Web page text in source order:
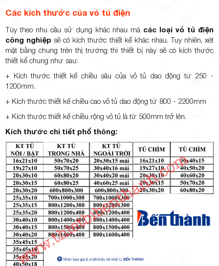
Các kích thước của vỏ tủ điện
Tùy theo nhu cầu sử dụng khác nhau mà các loại vỏ tủ điện
công nghiệp sẽ có kích thước thiết kế khác nhau. Tuy nhiên, xét
mặt bằng chung trên thị trường thì thiết bị này sẽ có kích thước
thiết kế chung như sau:
+ Kích thước thiết kế chiều sâu của vỏ tủ dao động từ 250 -
1200mm.
+ Kích thước thiết kế chiều cao vỏ tủ dao động từ 800 - 2200mm
+ Kích thước thiết kế chiều rộng vỏ tủ là từ 500mm trở lên.
Kích thước chi tiết phổ thông: